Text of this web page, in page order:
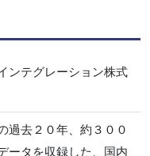
ンテグレーション株式
過去２０年、約３００
ータを収録した、国内